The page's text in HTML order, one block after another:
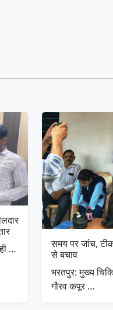
…
समय पर जांच,
से बचाव
भरतपुर: मुख्य
गौरव कपूर …